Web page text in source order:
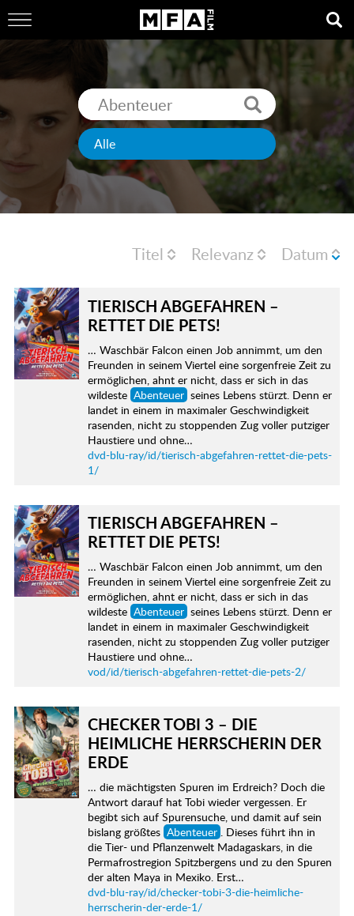
Titel Relevanz Datum
TIERISCH ABGEFAHREN –
RETTET DIE PETS!
… Waschbär Falcon einen Job annimmt, um den
Freunden in seinem Viertel eine sorgenfreie Zeit zu
ermöglichen, ahnt er nicht, dass er sich in das
wildeste Abenteuer seines Lebens stürzt. Denn er
landet in einem in maximaler Geschwindigkeit
rasenden, nicht zu stoppenden Zug voller putziger
Haustiere und ohne…
dvd-blu-ray/id/tierisch-abgefahren-rettet-die-pets-
1/
TIERISCH ABGEFAHREN –
RETTET DIE PETS!
… Waschbär Falcon einen Job annimmt, um den
Freunden in seinem Viertel eine sorgenfreie Zeit zu
ermöglichen, ahnt er nicht, dass er sich in das
wildeste Abenteuer seines Lebens stürzt. Denn er
landet in einem in maximaler Geschwindigkeit
rasenden, nicht zu stoppenden Zug voller putziger
Haustiere und ohne…
vod/id/tierisch-abgefahren-rettet-die-pets-2/
CHECKER TOBI 3 – DIE
HEIMLICHE HERRSCHERIN DER
ERDE
… die mächtigsten Spuren im Erdreich? Doch die
Antwort darauf hat Tobi wieder vergessen. Er
begibt sich auf Spurensuche, und damit auf sein
bislang größtes Abenteuer . Dieses führt ihn in
die Tier- und Pflanzenwelt Madagaskars, in die
Permafrostregion Spitzbergens und zu den Spuren
der alten Maya in Mexiko. Erst…
dvd-blu-ray/id/checker-tobi-3-die-heimliche-
herrscherin-der-erde-1/